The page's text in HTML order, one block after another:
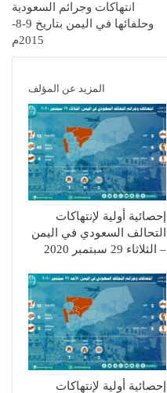
انتهاكات وجرائم السعودية
وحلفائها في اليمن بتاريخ 9-8-
2015م
المزيد عن المؤلف
إحصائية أولية لإنتهاكات
التحالف السعودي في اليمن
– الثلاثاء 29 سبتمبر 2020
إحصائية أولية لإنتهاكات